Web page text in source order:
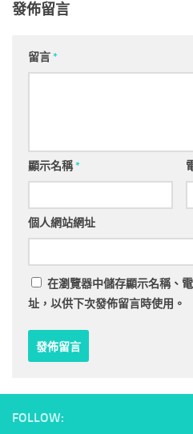
發佈留言
留言*
顯示名稱*
個人網站網址
在瀏覽器中儲存顯示名稱、
址，以供下次發佈留言時使用。
FOLLOW: